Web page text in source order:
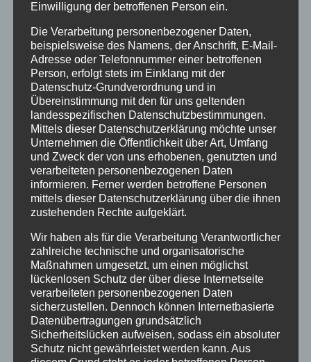
Name, E-Mail-Adresse und Website in
diesem Browser für meinen nächsten
Einwilligung der betroffenen Person ein.
Die Verarbeitung personenbezogener Daten,
beispielsweise des Namens, der Anschrift, E-Mail-
Adresse oder Telefonnummer einer betroffenen
Person, erfolgt stets im Einklang mit der
Datenschutz-Grundverordnung und in
Übereinstimmung mit den für uns geltenden
landesspezifischen Datenschutzbestimmungen.
Mittels dieser Datenschutzerklärung möchte unser
Unternehmen die Öffentlichkeit über Art, Umfang
und Zweck der von uns erhobenen, genutzten und
verarbeiteten personenbezogenen Daten
informieren. Ferner werden betroffene Personen
mittels dieser Datenschutzerklärung über die ihnen
zustehenden Rechte aufgeklärt.
Wir haben als für die Verarbeitung Verantwortlicher
zahlreiche technische und organisatorische
Maßnahmen umgesetzt, um einen möglichst
lückenlosen Schutz der über diese Internetseite
verarbeiteten personenbezogenen Daten
sicherzustellen. Dennoch können Internetbasierte
Datenübertragungen grundsätzlich
Sicherheitslücken aufweisen, sodass ein absoluter
Schutz nicht gewährleistet werden kann. Aus